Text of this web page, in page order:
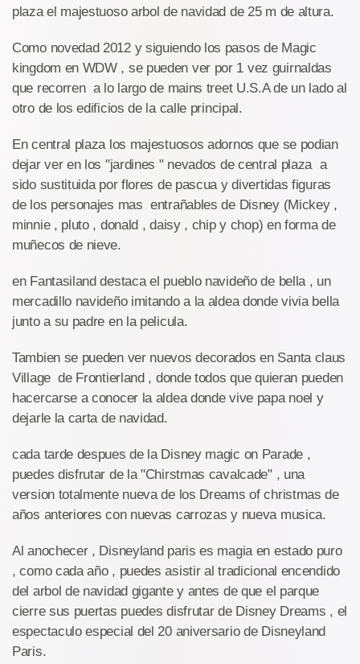
plaza el majestuoso arbol de navidad de 25 m de altura.
Como novedad 2012 y siguiendo los pasos de Magic
kingdom en WDW , se pueden ver por 1 vez guirnaldas
que recorren a lo largo de mains treet U.S.A de un lado al
otro de los edificios de la calle principal.
En central plaza los majestuosos adornos que se podian
dejar ver en los "jardines " nevados de central plaza a
sido sustituida por flores de pascua y divertidas figuras
de los personajes mas entrañables de Disney (Mickey ,
minnie , pluto , donald , daisy , chip y chop) en forma de
muñecos de nieve.
en Fantasiland destaca el pueblo navideño de bella , un
mercadillo navideño imitando a la aldea donde vivia bella
junto a su padre en la pelicula.
Tambien se pueden ver nuevos decorados en Santa claus
Village de Frontierland , donde todos que quieran pueden
hacercarse a conocer la aldea donde vive papa noel y
dejarle la carta de navidad.
cada tarde despues de la Disney magic on Parade ,
puedes disfrutar de la "Chirstmas cavalcade" , una
version totalmente nueva de los Dreams of christmas de
años anteriores con nuevas carrozas y nueva musica.
Al anochecer , Disneyland paris es magia en estado puro
, como cada año , puedes asistir al tradicional encendido
del arbol de navidad gigante y antes de que el parque
cierre sus puertas puedes disfrutar de Disney Dreams , el
espectaculo especial del 20 aniversario de Disneyland
Paris.